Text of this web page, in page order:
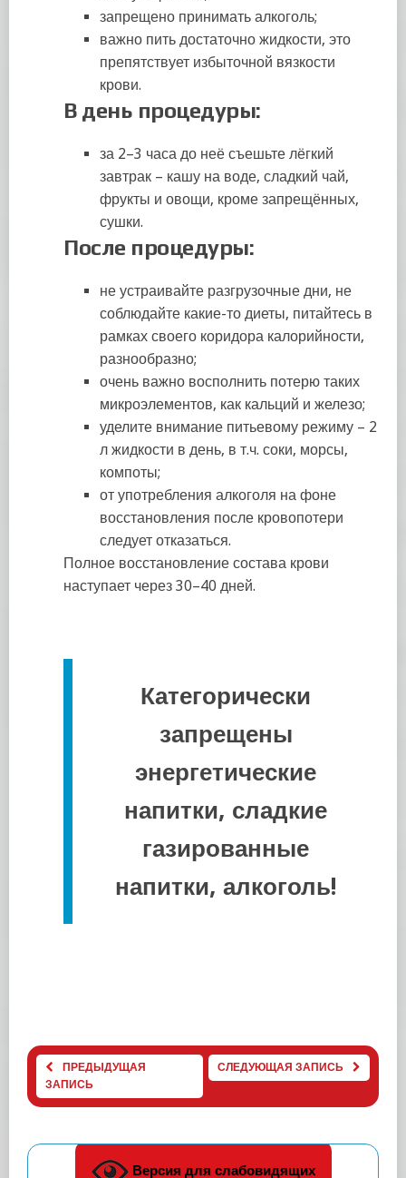
запрещено принимать алкоголь;
важно пить достаточно жидкости, это
препятствует избыточной вязкости
крови.
В день процедуры:
за 2–3 часа до неё съешьте лёгкий
завтрак – кашу на воде, сладкий чай,
фрукты и овощи, кроме запрещённых,
сушки.
После процедуры:
не устраивайте разгрузочные дни, не
соблюдайте какие-то диеты, питайтесь в
рамках своего коридора калорийности,
разнообразно;
очень важно восполнить потерю таких
микроэлементов, как кальций и железо;
уделите внимание питьевому режиму – 2
л жидкости в день, в т.ч. соки, морсы,
компоты;
от употребления алкоголя на фоне
восстановления после кровопотери
следует отказаться.
Полное восстановление состава крови
наступает через 30–40 дней.
Категорически
запрещены
энергетические
напитки, сладкие
газированные
напитки, алкоголь!
ПРЕДЫДУЩАЯ
ЗАПИСЬ
СЛЕДУЮЩАЯ ЗАПИСЬ
Версия для слабовидящих